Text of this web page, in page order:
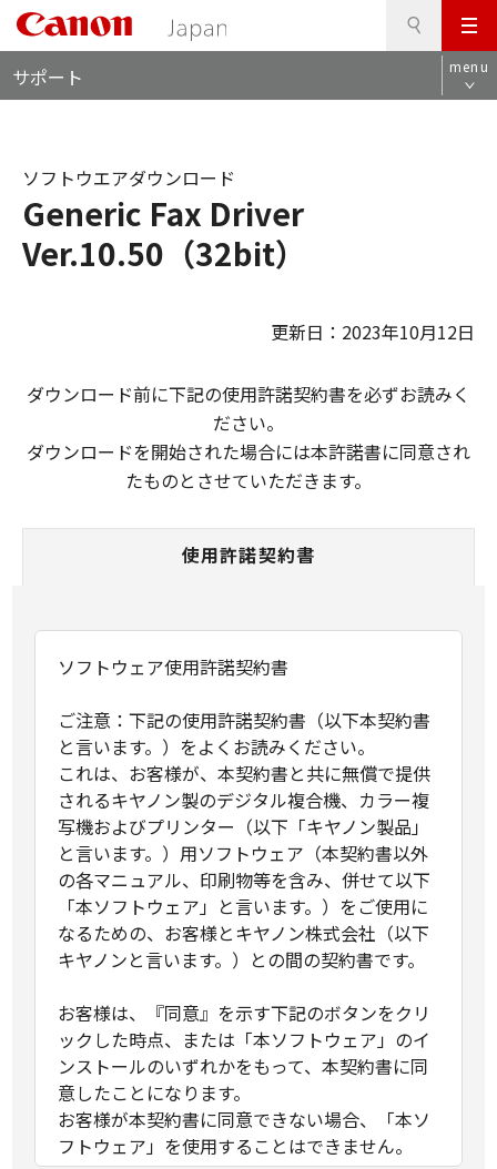
メ
ニ
ュ
サポート menu
Generic Fax Driver
Ver.10.50（32bit）
ソフトウエアダウンロード
更新日：2023年10月12日
ダウンロード前に下記の使用許諾契約書を必ずお読みく
ださい。
ダウンロードを開始された場合には本許諾書に同意され
たものとさせていただきます。
使用許諾契約書
ソフトウェア使用許諾契約書
ご注意：下記の使用許諾契約書（以下本契約書
と言います。）をよくお読みください。
これは、お客様が、本契約書と共に無償で提供
されるキヤノン製のデジタル複合機、カラー複
写機およびプリンター（以下「キヤノン製品」
と言います。）用ソフトウェア（本契約書以外
の各マニュアル、印刷物等を含み、併せて以下
「本ソフトウェア」と言います。）をご使用に
なるための、お客様とキヤノン株式会社（以下
キヤノンと言います。）との間の契約書です。
お客様は、『同意』を示す下記のボタンをクリ
ックした時点、または「本ソフトウェア」のイ
ンストールのいずれかをもって、本契約書に同
意したことになります。
お客様が本契約書に同意できない場合、「本ソ
フトウェア」を使用することはできません。